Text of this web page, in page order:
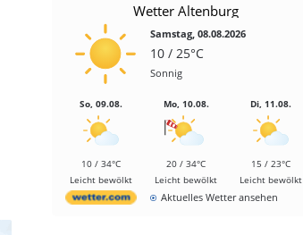
Wetter Altenburg
Samstag, 08.08.2026
10 / 25°C
Sonnig
So, 09.08.
10 / 34°C
Leicht bewölkt
Mo, 10.08.
20 / 34°C
Leicht bewölkt
Di, 11.08.
15 / 23°C
Leicht bewölkt
Aktuelles Wetter ansehen